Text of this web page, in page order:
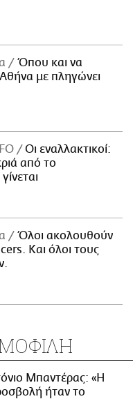
Όπου και να
με πληγώνει
Οι εναλλακτικοί:
από το
Όλοι ακολουθούν
Και όλοι τους
Μπαντέρας: «Η
ήταν το